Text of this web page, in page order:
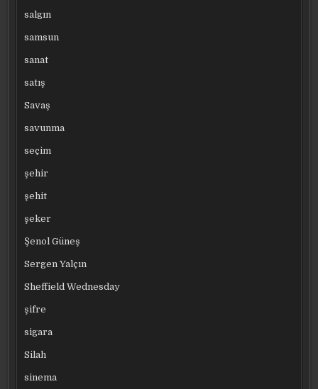
salgın
samsun
sanat
satış
Savaş
savunma
seçim
şehir
şehit
şeker
Şenol Güneş
Sergen Yalçın
Sheffield Wednesday
şifre
sigara
Silah
sinema